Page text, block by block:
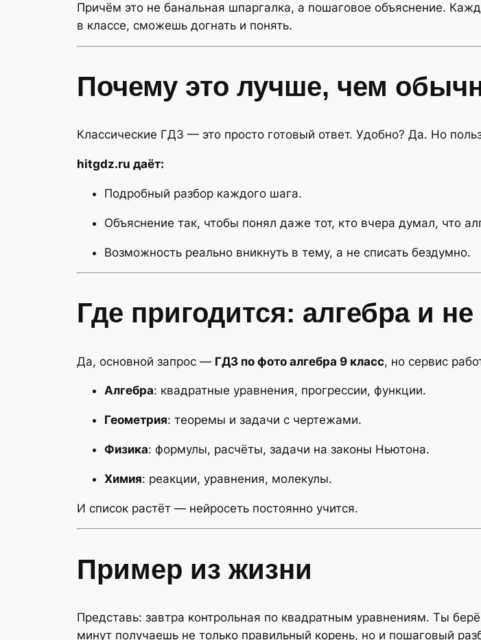
Причём это не банальная шпаргалка, а пошаговое объяснение.
в классе, сможешь догнать и понять.
Почему это лучше, чем
Классические ГДЗ — это просто готовый ответ. Удобно? Да. Но
hitgdz.ru даёт:
Подробный разбор каждого шага.
Объяснение так, чтобы понял даже тот, кто вчера думал, что
Возможность реально вникнуть в тему, а не списать бездумно.
Где пригодится: алгебра и не
Да, основной запрос — ГДЗ по фото алгебра 9 класс, но сервис
Алгебра: квадратные уравнения, прогрессии, функции.
Геометрия: теоремы и задачи с чертежами.
Физика: формулы, расчёты, задачи на законы Ньютона.
Химия: реакции, уравнения, молекулы.
И список растёт — нейросеть постоянно учится.
Пример из жизни
Представь: завтра контрольная по квадратным уравнениям. Ты
минут получаешь не только правильный корень, но и пошаговый